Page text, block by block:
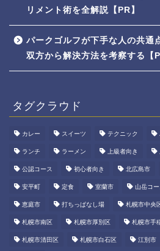
リメント術を全解説【PR】
パークゴルフが下手な人の共通
双方から解決方法を考察する【
タグクラウド
カレー スイーツ テクニック
ランチ ラーメン 上級者向き
公認コース 初心者向き 北広島市
安平町 定食 室蘭市 山岳コー
恵庭市 打ちっぱなし場 札幌市中央
札幌市南区 札幌市厚別区 札幌市手
札幌市清田区 札幌市白石区 江別市